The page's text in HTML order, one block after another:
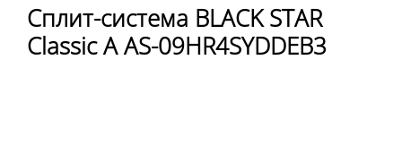
Сплит-система BLACK STAR
Classic A AS-09HR4SYDDEB3